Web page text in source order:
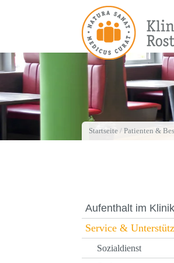
Startseite / Patienten &
Aufenthalt im
Service &
Sozialdienst